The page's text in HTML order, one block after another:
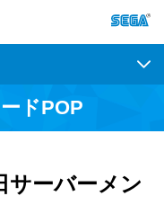
ドPOP
サーバーメン